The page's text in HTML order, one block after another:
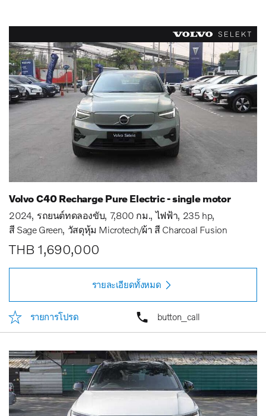
Volvo C40 Recharge Pure Electric - single motor
2024 รถยนต์ทดลองขับ 7,800 กม. ไฟฟ้า 235 hp
สี Sage Green วัสดุหุ้ม Microtech/ผ้า สี Charcoal Fusion
THB 1,690,000
รายละเอียดทั้งหมด
รายการโปรด button_call